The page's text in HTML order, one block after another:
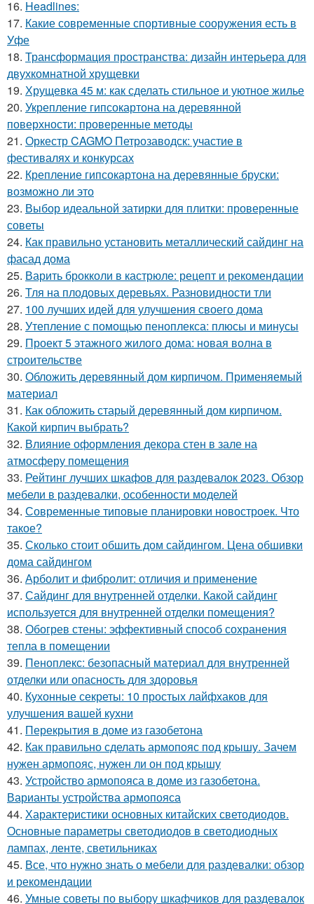
16. Headlines:
17. Какие современные спортивные сооружения есть в
Уфе
18. Трансформация пространства: дизайн интерьера для
двухкомнатной хрущевки
19. Хрущевка 45 м: как сделать стильное и уютное жилье
20. Укрепление гипсокартона на деревянной
поверхности: проверенные методы
21. Оркестр CAGMO Петрозаводск: участие в
фестивалях и конкурсах
22. Крепление гипсокартона на деревянные бруски:
возможно ли это
23. Выбор идеальной затирки для плитки: проверенные
советы
24. Как правильно установить металлический сайдинг на
фасад дома
25. Варить брокколи в кастрюле: рецепт и рекомендации
26. Тля на плодовых деревьях. Разновидности тли
27. 100 лучших идей для улучшения своего дома
28. Утепление с помощью пеноплекса: плюсы и минусы
29. Проект 5 этажного жилого дома: новая волна в
строительстве
30. Обложить деревянный дом кирпичом. Применяемый
материал
31. Как обложить старый деревянный дом кирпичом.
Какой кирпич выбрать?
32. Влияние оформления декора стен в зале на
атмосферу помещения
33. Рейтинг лучших шкафов для раздевалок 2023. Обзор
мебели в раздевалки, особенности моделей
34. Современные типовые планировки новостроек. Что
такое?
35. Сколько стоит обшить дом сайдингом. Цена обшивки
дома сайдингом
36. Арболит и фибролит: отличия и применение
37. Сайдинг для внутренней отделки. Какой сайдинг
используется для внутренней отделки помещения?
38. Обогрев стены: эффективный способ сохранения
тепла в помещении
39. Пеноплекс: безопасный материал для внутренней
отделки или опасность для здоровья
40. Кухонные секреты: 10 простых лайфхаков для
улучшения вашей кухни
41. Перекрытия в доме из газобетона
42. Как правильно сделать армопояс под крышу. Зачем
нужен армопояс, нужен ли он под крышу
43. Устройство армопояса в доме из газобетона.
Варианты устройства армопояса
44. Характеристики основных китайских светодиодов.
Основные параметры светодиодов в светодиодных
лампах, ленте, светильниках
45. Все, что нужно знать о мебели для раздевалки: обзор
и рекомендации
46. Умные советы по выбору шкафчиков для раздевалок